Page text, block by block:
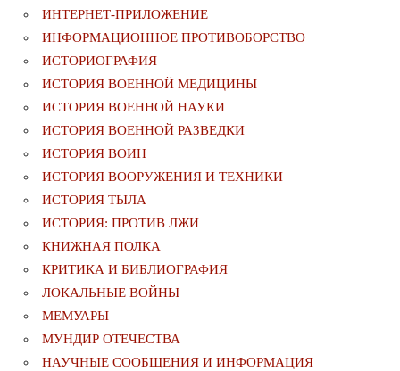
ИНТЕРНЕТ-ПРИЛОЖЕНИЕ
ИНФОРМАЦИОННОЕ ПРОТИВОБОРСТВО
ИСТОРИОГРАФИЯ
ИСТОРИЯ ВОЕННОЙ МЕДИЦИНЫ
ИСТОРИЯ ВОЕННОЙ НАУКИ
ИСТОРИЯ ВОЕННОЙ РАЗВЕДКИ
ИСТОРИЯ ВОИН
ИСТОРИЯ ВООРУЖЕНИЯ И ТЕХНИКИ
ИСТОРИЯ ТЫЛА
ИСТОРИЯ: ПРОТИВ ЛЖИ
КНИЖНАЯ ПОЛКА
КРИТИКА И БИБЛИОГРАФИЯ
ЛОКАЛЬНЫЕ ВОЙНЫ
МЕМУАРЫ
МУНДИР ОТЕЧЕСТВА
НАУЧНЫЕ СООБЩЕНИЯ И ИНФОРМАЦИЯ